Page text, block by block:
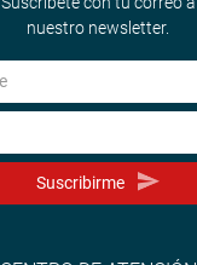
nuestro newsletter.
Suscribirme